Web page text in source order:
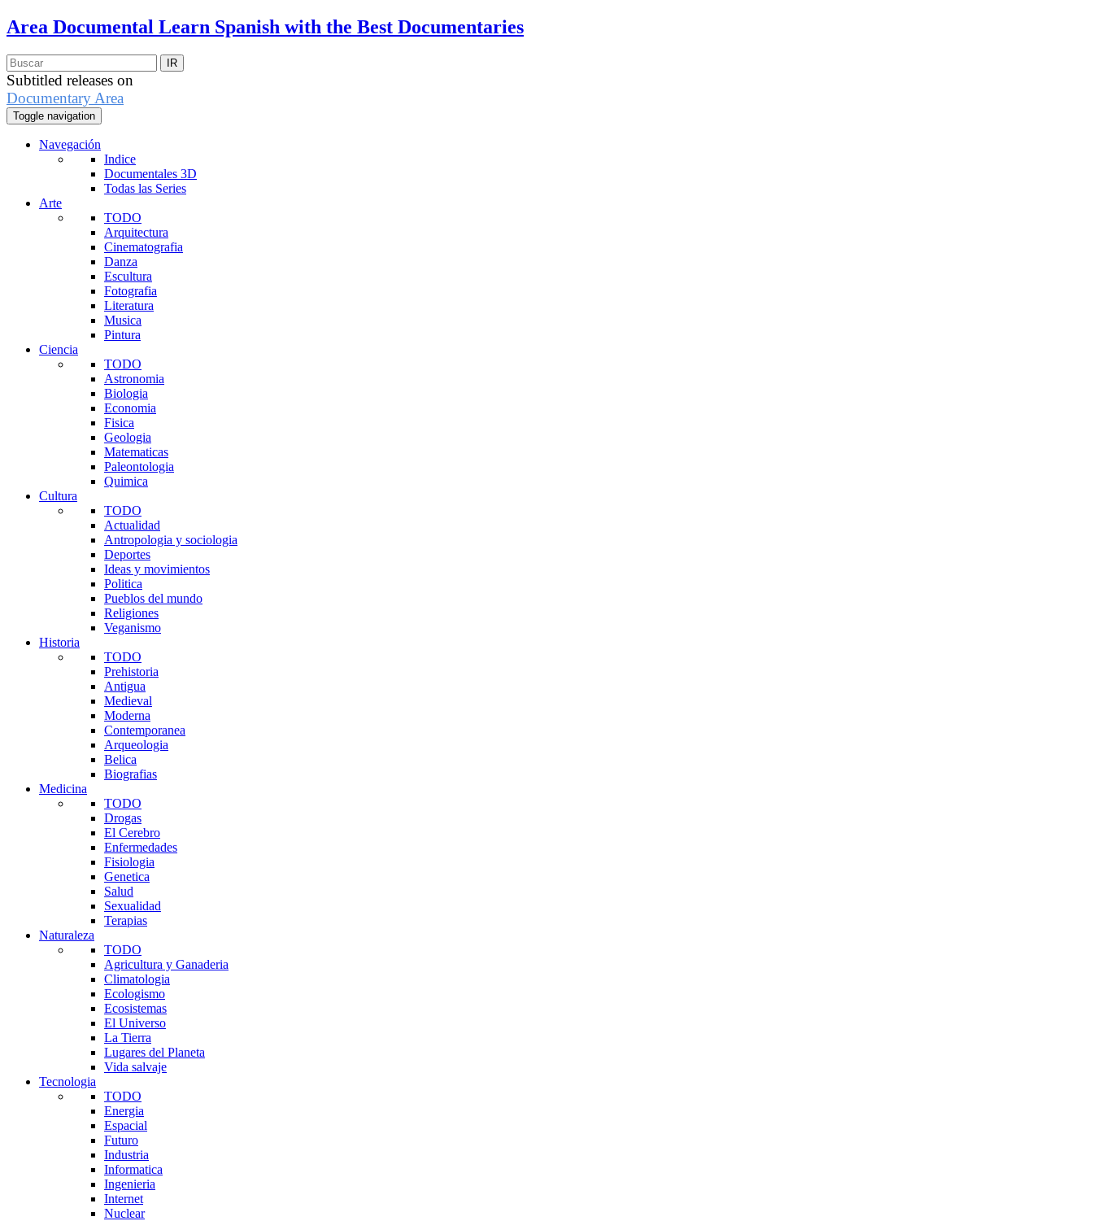
Area Documental Learn Spanish with the Best Documentaries
Subtitled releases on
Documentary Area
Toggle navigation
Navegación
Indice
Documentales 3D
Todas las Series
Arte
TODO
Arquitectura
Cinematografia
Danza
Escultura
Fotografia
Literatura
Musica
Pintura
Ciencia
TODO
Astronomia
Biologia
Economia
Fisica
Geologia
Matematicas
Paleontologia
Quimica
Cultura
TODO
Actualidad
Antropologia y sociologia
Deportes
Ideas y movimientos
Politica
Pueblos del mundo
Religiones
Veganismo
Historia
TODO
Prehistoria
Antigua
Medieval
Moderna
Contemporanea
Arqueologia
Belica
Biografias
Medicina
TODO
Drogas
El Cerebro
Enfermedades
Fisiologia
Genetica
Salud
Sexualidad
Terapias
Naturaleza
TODO
Agricultura y Ganaderia
Climatologia
Ecologismo
Ecosistemas
El Universo
La Tierra
Lugares del Planeta
Vida salvaje
Tecnologia
TODO
Energia
Espacial
Futuro
Industria
Informatica
Ingenieria
Internet
Nuclear